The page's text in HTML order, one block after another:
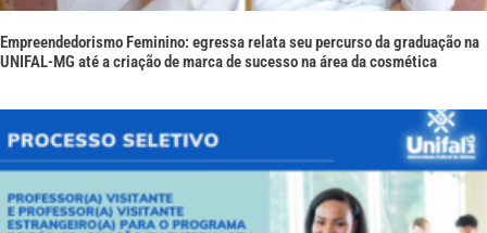
Empreendedorismo Feminino: egressa relata seu percurso da graduação na
UNIFAL-MG até a criação de marca de sucesso na área da cosmética